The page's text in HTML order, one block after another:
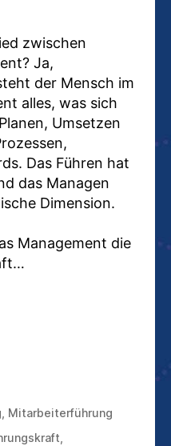
zwischen
Ja,
der Mensch im
alles, was sich
Umsetzen
Das Führen hat
das Managen
Dimension.
Management die
Mitarbeiterführung